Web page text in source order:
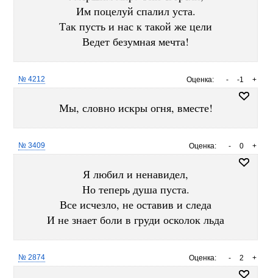
Им поцелуй спалил уста.
Так пусть и нас к такой же цели
Ведет безумная мечта!
Оценка: +
-1
-
№ 4212
Мы, словно искры огня, вместе!
Оценка: +
0
-
№ 3409
Я любил и ненавидел,
Но теперь душа пуста.
Все исчезло, не оставив и следа
И не знает боли в груди осколок льда
Оценка: +
2
-
№ 2874